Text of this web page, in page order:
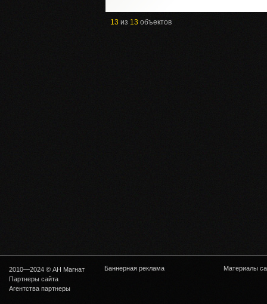
13 из 13 объектов
2010—2024 © АН Магнат
Партнеры сайта
Агентства партнеры
Баннерная реклама Материалы